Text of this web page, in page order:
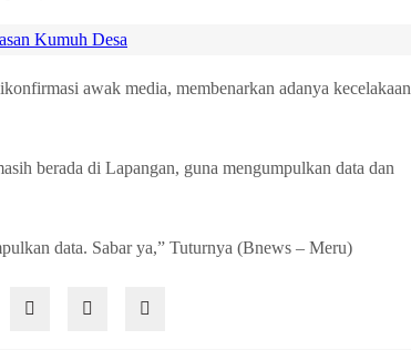
Kumuh Desa
awak media, membenarkan adanya kecelakaan
berada di Lapangan, guna mengumpulkan data dan
data. Sabar ya,” Tuturnya (Bnews – Meru)